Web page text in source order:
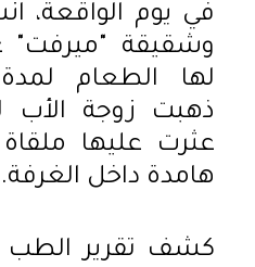
في يوم الواقعة،
وشقيقة "ميرفت"
لها الطعام
ذهبت زوجة الأب
عثرت عليها
هامدة داخل الغرفة.
كشف تقرير الطب